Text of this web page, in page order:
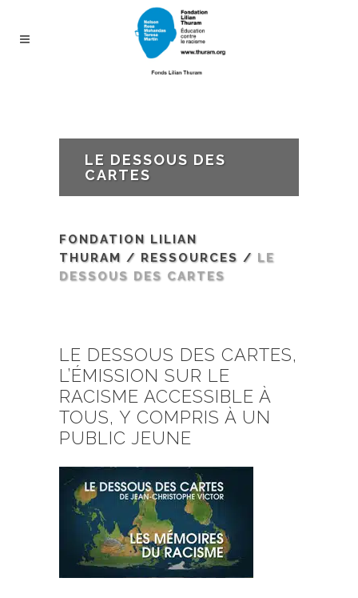
LE DESSOUS DES
CARTES
FONDATION LILIAN
THURAM / RESSOURCES / LE
DESSOUS DES CARTES
LE DESSOUS DES CARTES,
L’ÉMISSION SUR LE
RACISME ACCESSIBLE À
TOUS, Y COMPRIS À UN
PUBLIC JEUNE